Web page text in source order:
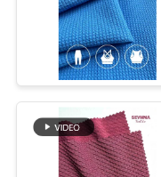
हमारे
कपड़े